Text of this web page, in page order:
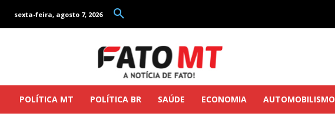
sexta-feira, agosto 7, 2026
POLÍTICA MT POLÍTICA BR SAÚDE ECONOMIA AUTOMOBILISMO